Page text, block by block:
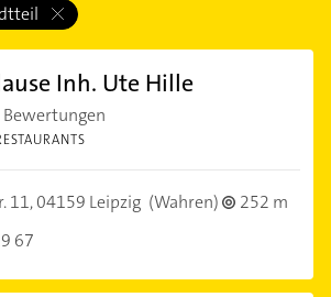
Inh. Ute Hille
Bewertungen
11,04159 Leipzig (Wahren)
252 m
67